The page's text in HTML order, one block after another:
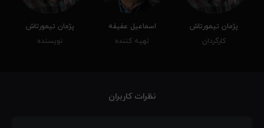
پژمان تیمورتاش
کارگردان
اسماعیل عفیفه
تهیه کننده
پژمان تیمورتاش
نویسنده
نظرات کاربران